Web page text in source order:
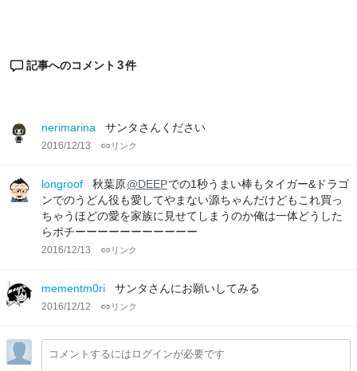
記事へのコメント 3件
nerimarina サンタさんください
2016/12/13 リンク
longroof 秋葉原 @DEEPでの1秒うまい棒もタイガー&ドラゴ
ンでのうどん役も愛してやまない源ちゃんだけどもこれ買っ
ちゃうほどの愛を家族に見せてしまうのか俺は一体どうした
らポチーーーーーーーーーーー
2016/12/13 リンク
mementm0ri サンタさんにお願いしてみる
2016/12/12 リンク
コメントするにはログインが必要です